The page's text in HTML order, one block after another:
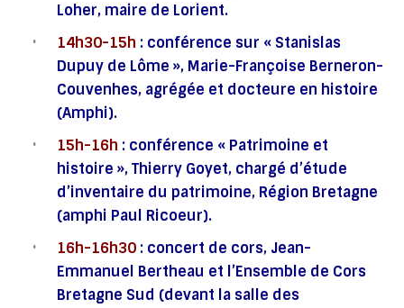
Loher, maire de Lorient.
14h30-15h : conférence sur « Stanislas
Dupuy de Lôme », Marie-Françoise Berneron-
Couvenhes, agrégée et docteure en histoire
(Amphi).
15h-16h : conférence « Patrimoine et
histoire », Thierry Goyet, chargé d’étude
d’inventaire du patrimoine, Région Bretagne
(amphi Paul Ricoeur).
16h-16h30 : concert de cors, Jean-
Emmanuel Bertheau et l’Ensemble de Cors
Bretagne Sud (devant la salle des